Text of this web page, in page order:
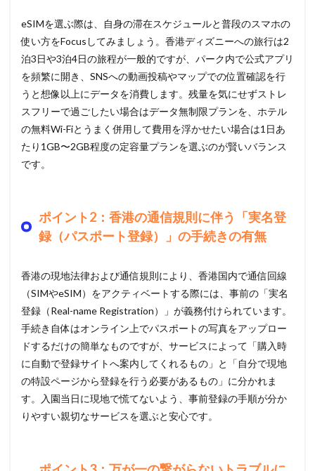
eSIMを選ぶ際は、自身の滞在スケジュールと普段のスマホの
使い方をFocusしてみましょう。香港ディズニーへの旅行は2
泊3日や3泊4日の旅程が一般的ですが、パーク内で公式アプリ
を頻繁に開き、SNSへの動画投稿やマップでの位置確認を行
うと想像以上にデータを消費します。残量を気にせずストレ
スフリーで過ごしたい場合はデータ無制限プランを、ホテル
の無料Wi-Fiとうまく併用して費用を浮かせたい場合は1日あ
たり1GB〜2GB程度の定容量プランを選ぶのが賢いバランス
です。
ポイント2：香港の通信規則に伴う「実名登
録（パスポート登録）」の手続きの有無
香港の現地法律および通信規則により、香港国内で通信回線
（SIMやeSIM）をアクティベートする際には、事前の「実名
登録（Real-name Registration）」が義務付けられています。
手続き自体はオンライン上でパスポートの写真をアップロー
ドするだけの簡単なものですが、サービスによって「購入時
に自動で登録サイトへ案内してくれるもの」と「自分で現地
の特設ページから登録を行う必要があるもの」に分かれま
す。入園当日に現地で慌てないよう、事前登録の手順が分か
りやすい親切なサービスを選ぶと安心です。